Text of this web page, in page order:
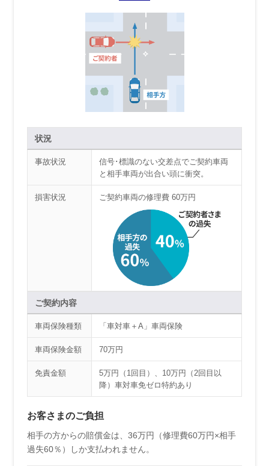
状況
事故状況
信号･標識のない交差点でご契約車両
と相手車両が出合い頭に衝突。
損害状況 ご契約車両の修理費 60万円
ご契約内容
車両保険種類 「車対車＋A」車両保険
車両保険金額 70万円
免責金額
5万円（1回目）、10万円（2回目以
降）車対車免ゼロ特約あり
お客さまのご負担
相手の方からの賠償金は、36万円（修理費60万円×相手
過失60％）しか支払われません。